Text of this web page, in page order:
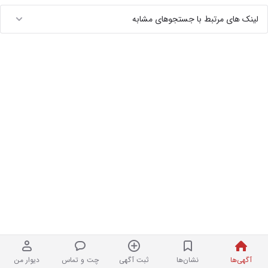
آگهی‌ها نشان‌ها ثبت آگهی چت و تماس دیوار من
لینک های مرتبط با جستجوهای مشابه